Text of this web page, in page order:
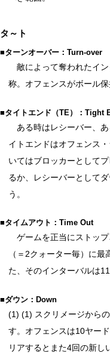
タ～ト
■ターンオーバー：Turn-over
敵によって奪われたイン
称。オフェンスがボール
■タイトエンド（TE）：Tight
ある時はレシーバー、あ
イトエンドはオフェンス
いてはブロッカーとして
るか、レシーバーとして
う。
■タイムアウト：Time Out
ゲームを正当にストッ
（＝2クォーター毎）に
た、そのインターバルは
■ダウン：Down
(1) (1) スクリメージから
す。オフェンスは10ヤー
リアするとまた4回の新